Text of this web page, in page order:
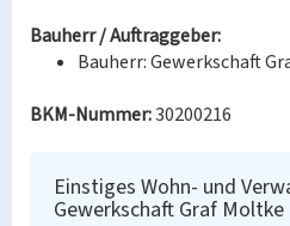
Bauherr / Auftraggeber:
Bauherr: Gewerkschaft
BKM-Nummer:30200216
Einstiges Wohn- und
Gewerkschaft Graf Moltke